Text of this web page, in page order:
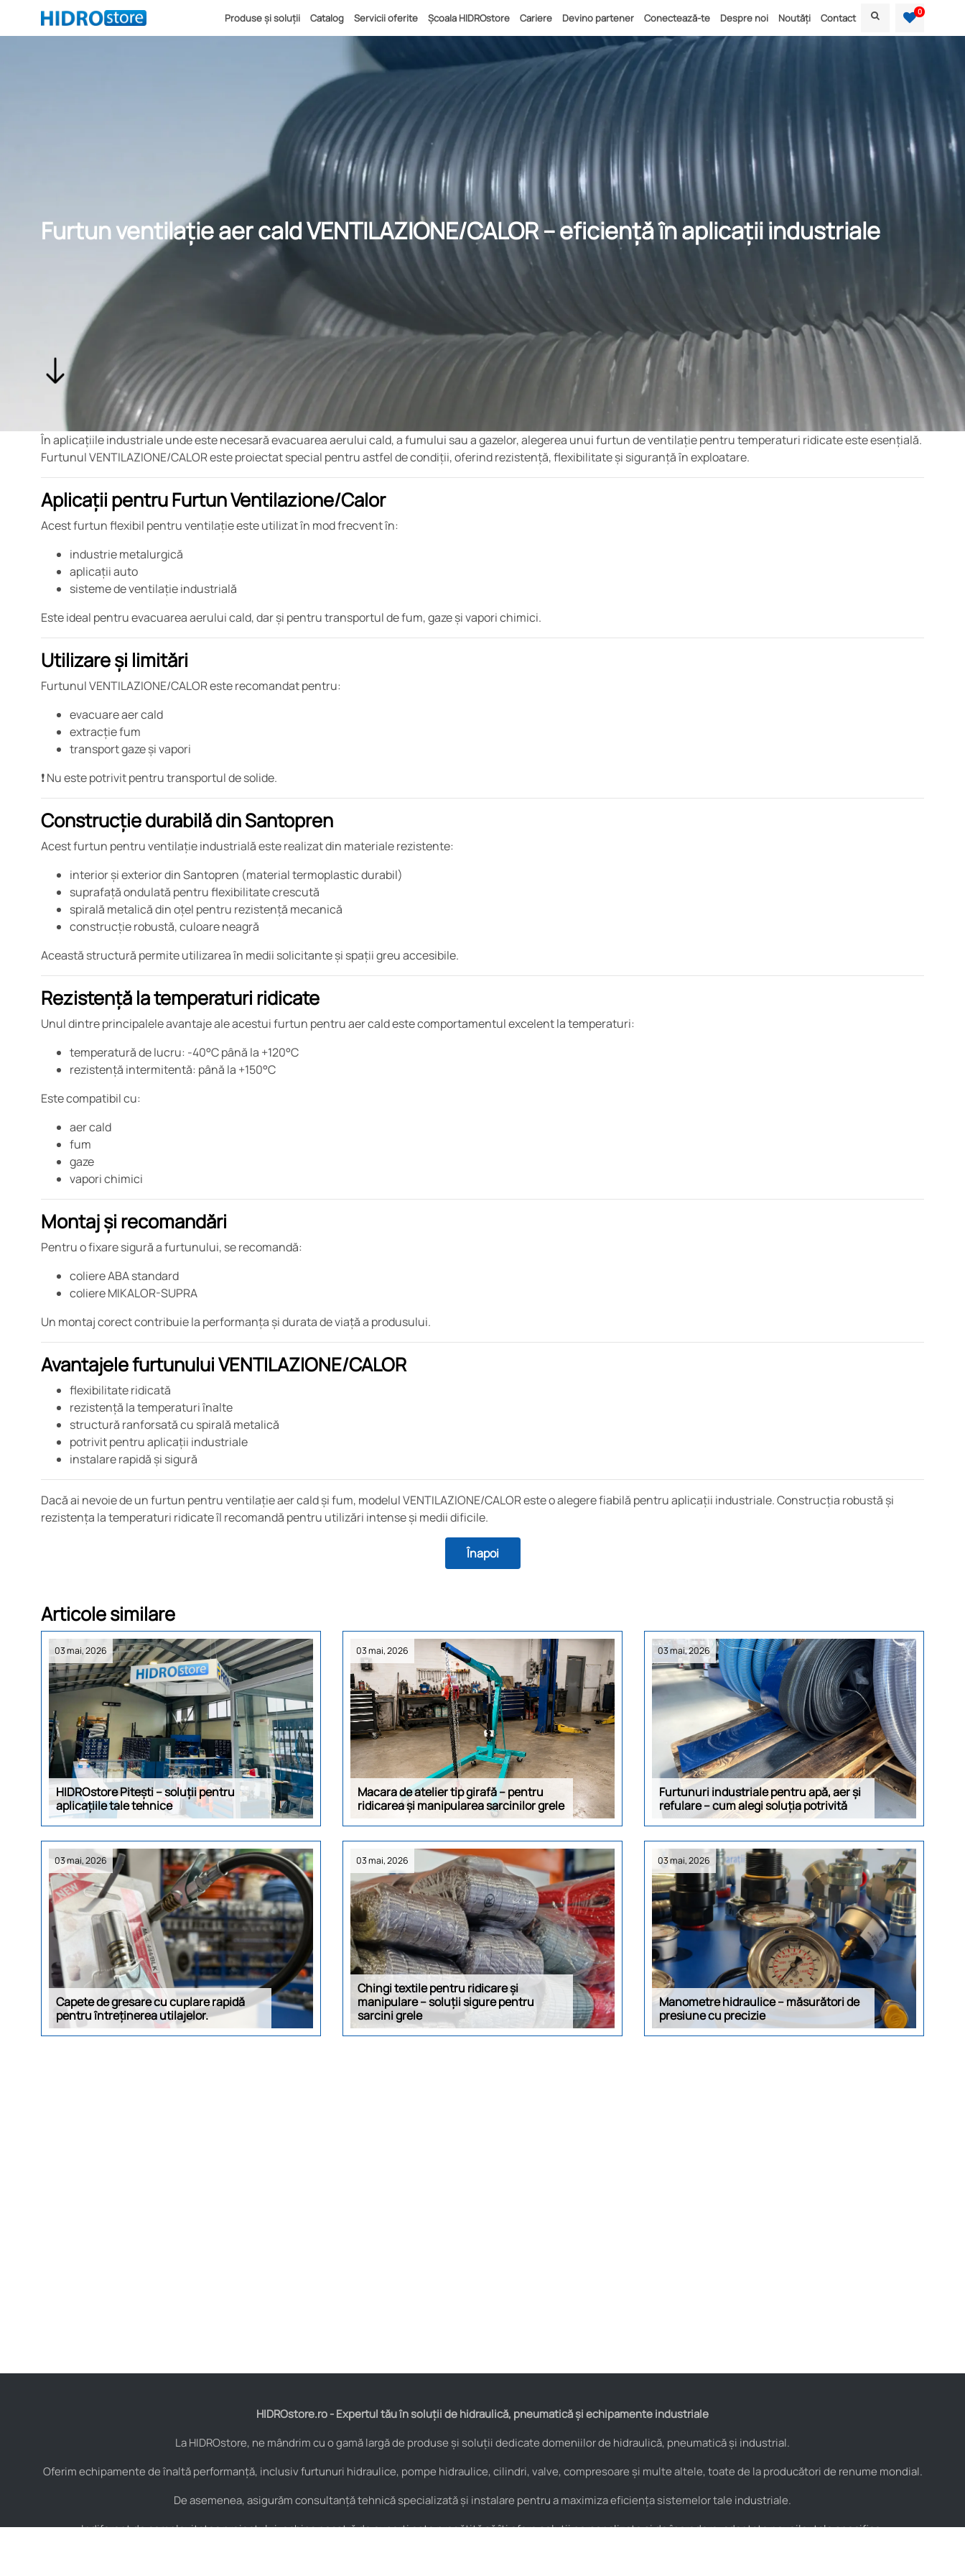
Produse și soluții Catalog Servicii oferite Școala HIDROstore Cariere Devino partener Conectează-te Despre noi Noutăți Contact 0
Furtun ventilație aer cald VENTILAZIONE/CALOR – eficiență în aplicații industriale
În aplicațiile industriale unde este necesară evacuarea aerului cald, a fumului sau a gazelor, alegerea unui furtun de ventilație pentru temperaturi ridicate este esențială.
Furtunul VENTILAZIONE/CALOR este proiectat special pentru astfel de condiții, oferind rezistență, flexibilitate și siguranță în exploatare.
Aplicații pentru Furtun Ventilazione/Calor
Acest furtun flexibil pentru ventilație este utilizat în mod frecvent în:
industrie metalurgică
aplicații auto
sisteme de ventilație industrială
Este ideal pentru evacuarea aerului cald, dar și pentru transportul de fum, gaze și vapori chimici.
Utilizare și limitări
Furtunul VENTILAZIONE/CALOR este recomandat pentru:
evacuare aer cald
extracție fum
transport gaze și vapori
❗ Nu este potrivit pentru transportul de solide.
Construcție durabilă din Santopren
Acest furtun pentru ventilație industrială este realizat din materiale rezistente:
interior și exterior din Santopren (material termoplastic durabil)
suprafață ondulată pentru flexibilitate crescută
spirală metalică din oțel pentru rezistență mecanică
construcție robustă, culoare neagră
Această structură permite utilizarea în medii solicitante și spații greu accesibile.
Rezistență la temperaturi ridicate
Unul dintre principalele avantaje ale acestui furtun pentru aer cald este comportamentul excelent la temperaturi:
temperatură de lucru: -40°C până la +120°C
rezistență intermitentă: până la +150°C
Este compatibil cu:
aer cald
fum
gaze
vapori chimici
Montaj și recomandări
Pentru o fixare sigură a furtunului, se recomandă:
coliere ABA standard
coliere MIKALOR-SUPRA
Un montaj corect contribuie la performanța și durata de viață a produsului.
Avantajele furtunului VENTILAZIONE/CALOR
flexibilitate ridicată
rezistență la temperaturi înalte
structură ranforsată cu spirală metalică
potrivit pentru aplicații industriale
instalare rapidă și sigură
Dacă ai nevoie de un furtun pentru ventilație aer cald și fum, modelul VENTILAZIONE/CALOR este o alegere fiabilă pentru aplicații industriale. Construcția robustă și
rezistența la temperaturi ridicate îl recomandă pentru utilizări intense și medii dificile.
Înapoi
Articole similare
03 mai, 2026
HIDROstore Pitești – soluții pentru
aplicațiile tale tehnice
03 mai, 2026
Macara de atelier tip girafă – pentru
ridicarea și manipularea sarcinilor grele
03 mai, 2026
Furtunuri industriale pentru apă, aer și
refulare – cum alegi soluția potrivită
03 mai, 2026
Capete de gresare cu cuplare rapidă
pentru întreținerea utilajelor.
03 mai, 2026
Chingi textile pentru ridicare și
manipulare – soluții sigure pentru
sarcini grele
03 mai, 2026
Manometre hidraulice – măsurători de
presiune cu precizie
HIDROstore.ro - Expertul tău în soluții de hidraulică, pneumatică și echipamente industriale
La HIDROstore, ne mândrim cu o gamă largă de produse și soluții dedicate domeniilor de hidraulică, pneumatică și industrial.
Oferim echipamente de înaltă performanță, inclusiv furtunuri hidraulice, pompe hidraulice, cilindri, valve, compresoare și multe altele, toate de la producători de renume mondial.
De asemenea, asigurăm consultanță tehnică specializată și instalare pentru a maximiza eficiența sistemelor tale industriale.
Indiferent de complexitatea proiectului, echipa noastră de experți este pregătită să îți ofere soluții personalizate și de încredere, adaptate nevoilor tale specifice.